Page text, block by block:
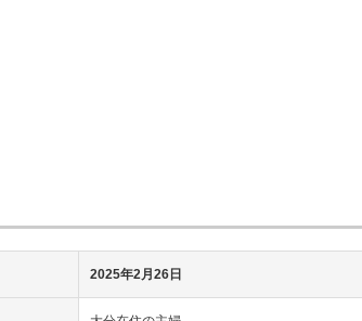
2025年2月26日